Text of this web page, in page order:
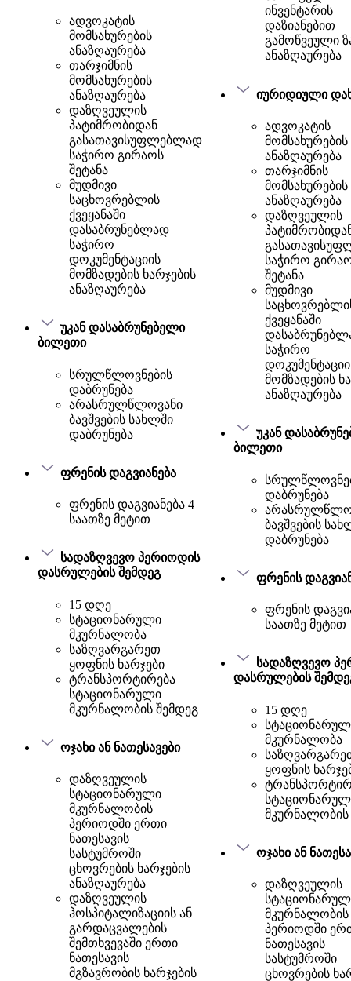
ადვოკატის
მომსახურების
ანაზღაურება
თარჯიმნის
მომსახურების
ანაზღაურება
დაზღვეულის
პატიმრობიდან
გასათავისუფლებლად
საჭირო გირაოს
შეტანა
მუდმივი
საცხოვრებლის
ქვეყანაში
დასაბრუნებლად
საჭირო
დოკუმენტაციის
მომზადების ხარჯების
ანაზღაურება
უკან დასაბრუნებელი
ბილეთი
სრულწლოვნების
დაბრუნება
არასრულწლოვანი
ბავშვების სახლში
დაბრუნება
ფრენის დაგვიანება
ფრენის დაგვიანება 4
საათზე მეტით
სადაზღვევო პერიოდის
დასრულების შემდეგ
15 დღე
სტაციონარული
მკურნალობა
საზღვარგარეთ
ყოფნის ხარჯები
ტრანსპორტირება
სტაციონარული
მკურნალობის შემდეგ
ოჯახი ან ნათესავები
დაზღვეულის
სტაციონარული
მკურნალობის
პერიოდში ერთი
ნათესავის
სასტუმროში
ცხოვრების ხარჯების
ანაზღაურება
დაზღვეულის
ჰოსპიტალიზაციის ან
გარდაცვალების
შემთხვევაში ერთი
ნათესავის
მგზავრობის ხარჯების
ინვენტარის
დაზიანებით
გამოწვეული
ანაზღაურება
იურიდიული
ადვოკატის
მომსახურების
ანაზღაურება
თარჯიმნის
მომსახურების
ანაზღაურება
დაზღვეულის
საჭირო
შეტანა
მუდმივი
ქვეყანაში
საჭირო
მომზადების
ანაზღაურება
უკან
ბილეთი
დაბრუნება
ბავშვების
დაბრუნება
ფრენის
ფრენის
საათზე მეტით
სადაზღვევო
დასრულების
15 დღე
მკურნალობა
ყოფნის
მკურნალობის
ოჯახი ან
დაზღვეულის
მკურნალობის
პერიოდში
ნათესავის
სასტუმროში
ცხოვრების